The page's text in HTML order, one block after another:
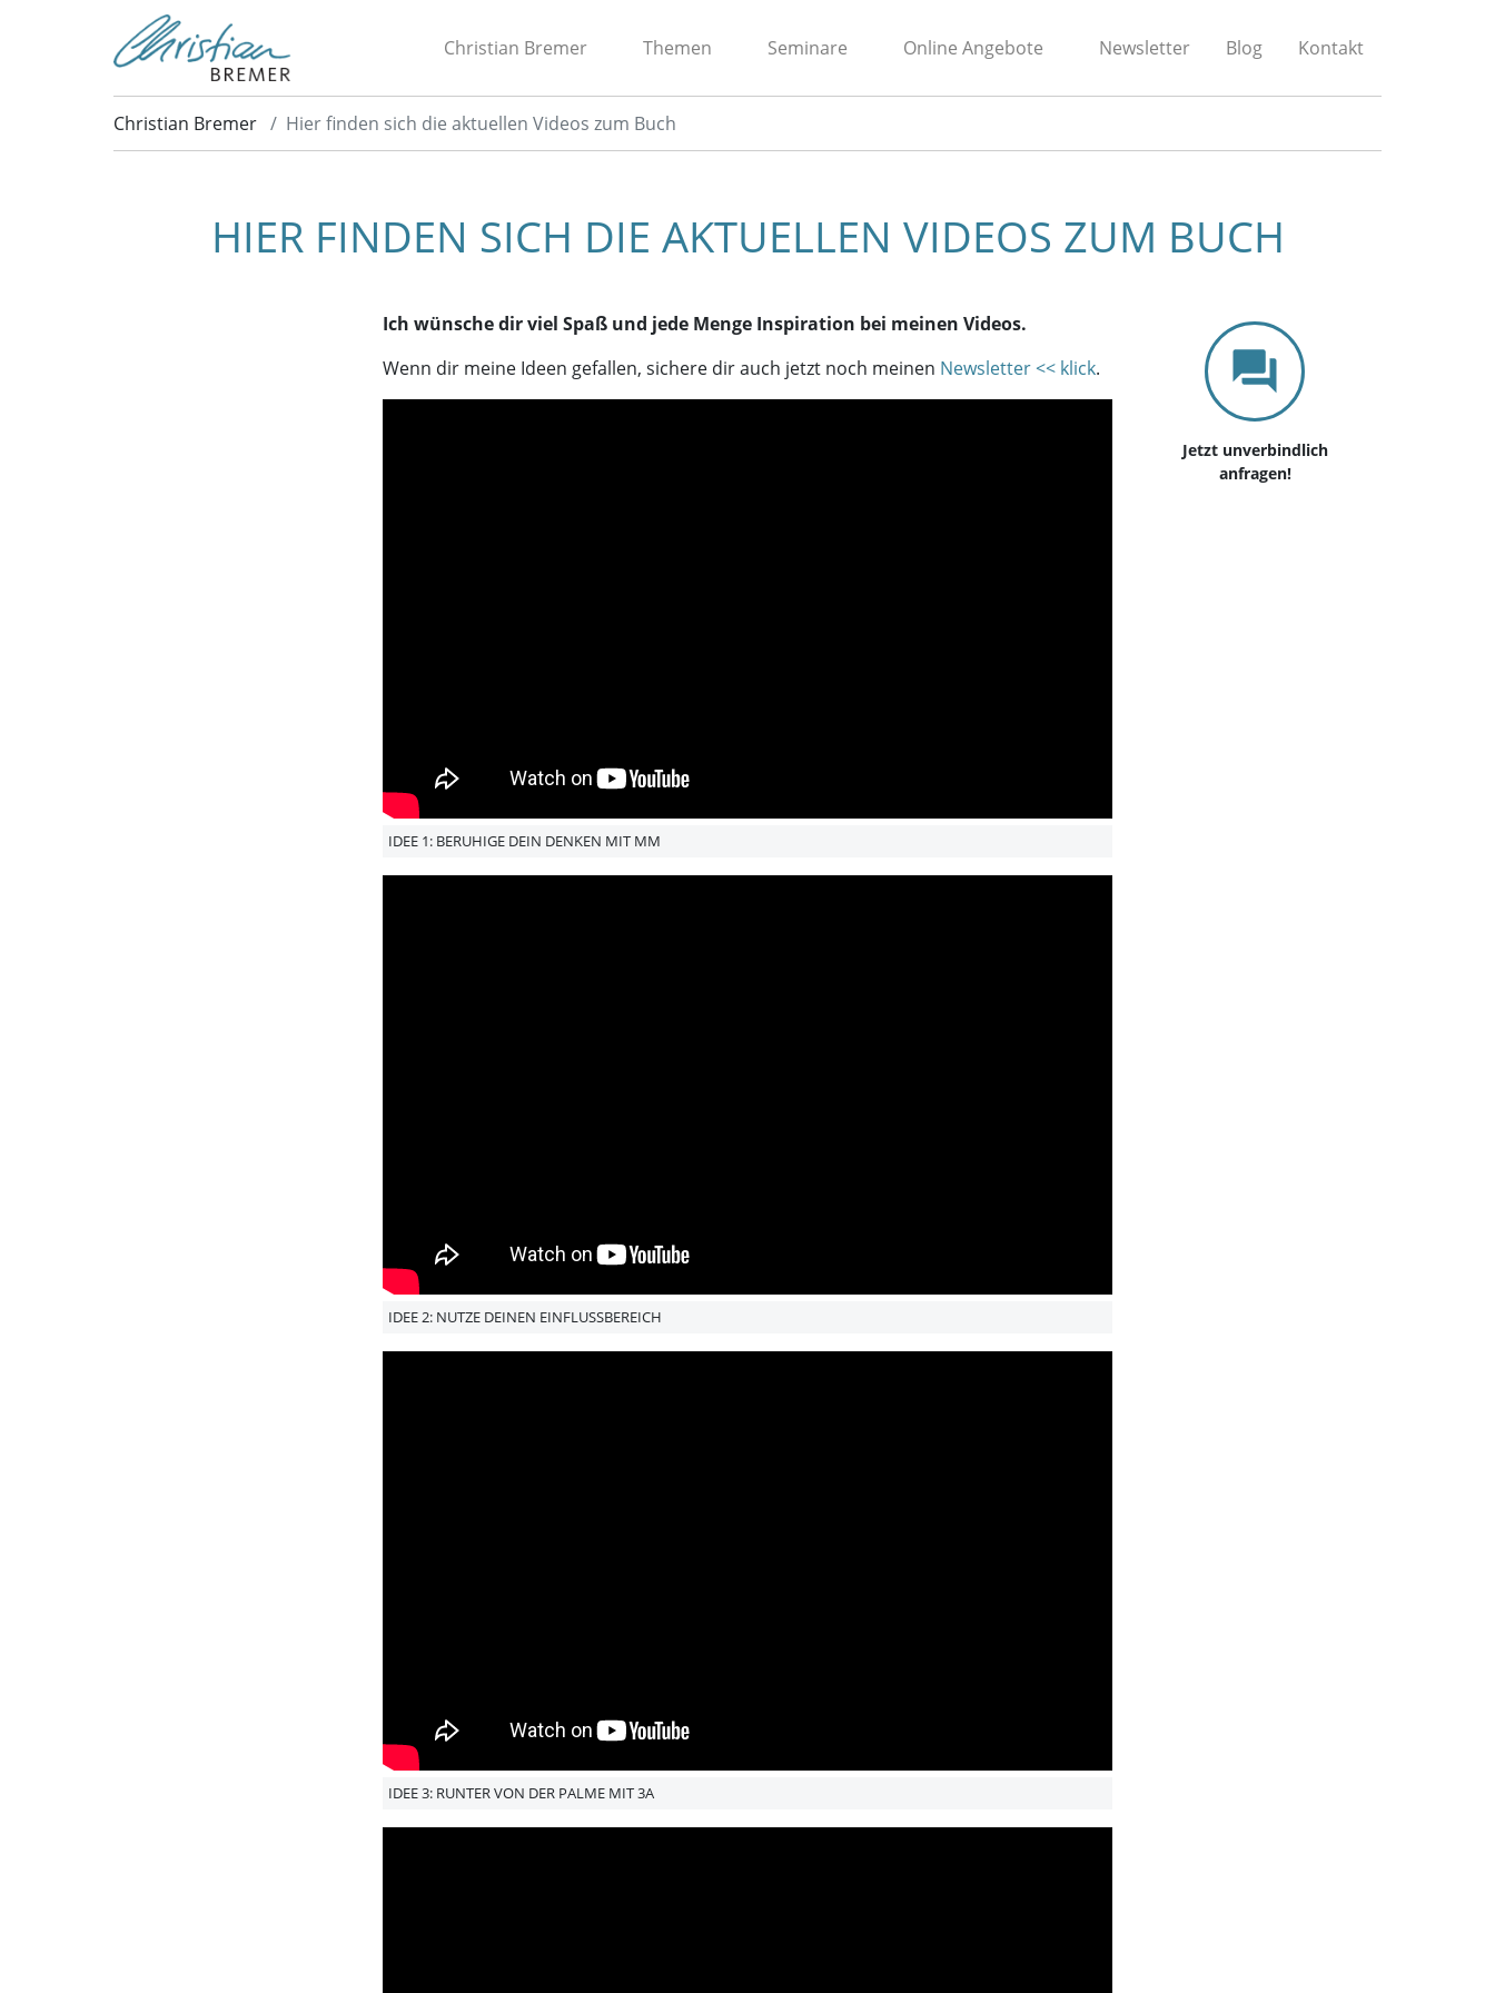
Christian Bremer Themen Seminare Online Angebote Newsletter Blog Kontakt
Christian Bremer Hier finden sich die aktuellen Videos zum Buch
HIER FINDEN SICH DIE AKTUELLEN VIDEOS ZUM BUCH
Ich wünsche dir viel Spaß und jede Menge Inspiration bei meinen Videos.
Wenn dir meine Ideen gefallen, sichere dir auch jetzt noch meinen Newsletter << klick.
IDEE 1: BERUHIGE DEIN DENKEN MIT MM
IDEE 2: NUTZE DEINEN EINFLUSSBEREICH
IDEE 3: RUNTER VON DER PALME MIT 3A
Jetzt unverbindlich
anfragen!